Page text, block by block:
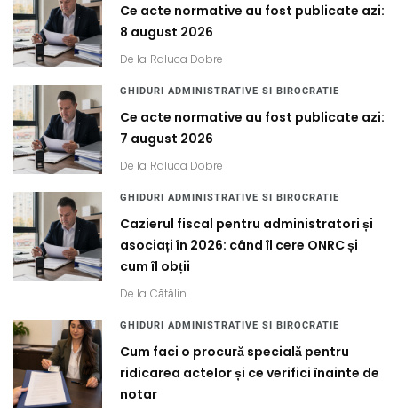
Ce acte normative au fost publicate azi:
8 august 2026
De la Raluca Dobre
GHIDURI ADMINISTRATIVE SI BIROCRATIE
Ce acte normative au fost publicate azi:
7 august 2026
De la Raluca Dobre
GHIDURI ADMINISTRATIVE SI BIROCRATIE
Cazierul fiscal pentru administratori și
asociați în 2026: când îl cere ONRC și
cum îl obții
De la Cătălin
GHIDURI ADMINISTRATIVE SI BIROCRATIE
Cum faci o procură specială pentru
ridicarea actelor și ce verifici înainte de
notar